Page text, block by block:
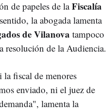
de papeles de laFiscalía
la abogada lamenta
de Vilanova tampoco
resolución de la Audiencia.
la fiscal de menores
enviado, ni el juez de
lamenta la